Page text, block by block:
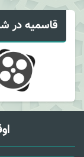
قاسمیه در